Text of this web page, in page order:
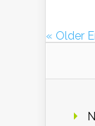
« Older